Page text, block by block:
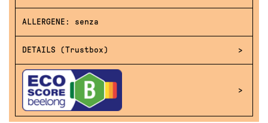
ALLERGENE: senza
DETAILS (Trustbox)